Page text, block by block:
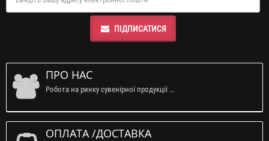
ПІДПИСАТИСЯ
ПРО НАС
Робота на ринку сувенірної продукції ...
ОПЛАТА /ДОСТАВКА